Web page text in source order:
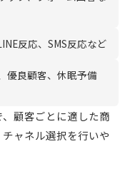
反応、SMS反応など
優良顧客、休眠予備
顧客ごとに適した商
ャネル選択を行いや